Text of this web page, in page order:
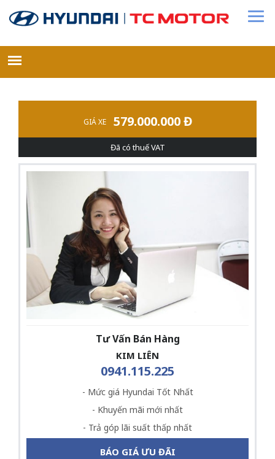
GIÁ XE 579.000.000 Đ
Đã có thuế VAT
Tư Vấn Bán Hàng
KIM LIÊN
0941.115.225
- Mức giá Hyundai Tốt Nhất
- Khuyến mãi mới nhất
- Trả góp lãi suất thấp nhất
BÁO GIÁ ƯU ĐÃI